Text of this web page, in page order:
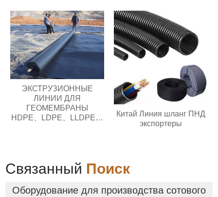
ЭКСТРУЗИОННЫЕ
ЛИНИИ ДЛЯ
ГЕОМЕМБРАНЫ
HDPE、LDPE、LLDPE、
Китай Линия шланг ПНД
экспортеры
Связанный Поиск
Оборудование для производства сотового